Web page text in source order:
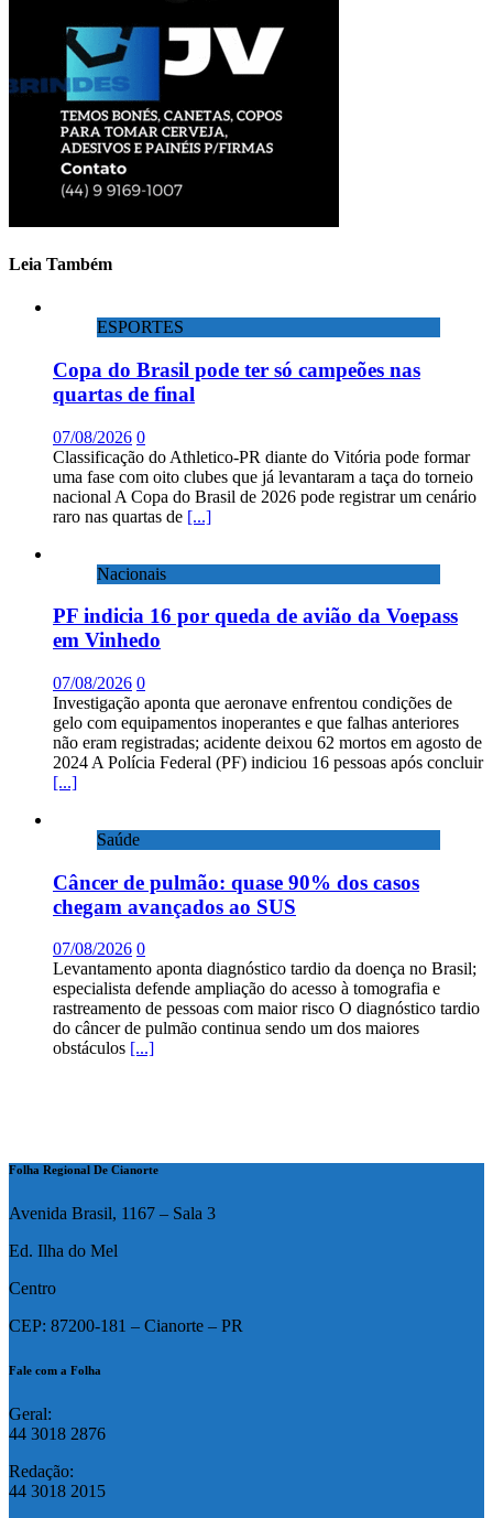
Leia Também
ESPORTES
Copa do Brasil pode ter só campeões nas
quartas de final
07/08/2026 0
Classificação do Athletico-PR diante do Vitória pode formar
uma fase com oito clubes que já levantaram a taça do torneio
nacional A Copa do Brasil de 2026 pode registrar um cenário
raro nas quartas de [...]
Nacionais
PF indicia 16 por queda de avião da Voepass
em Vinhedo
07/08/2026 0
Investigação aponta que aeronave enfrentou condições de
gelo com equipamentos inoperantes e que falhas anteriores
não eram registradas; acidente deixou 62 mortos em agosto de
2024 A Polícia Federal (PF) indiciou 16 pessoas após concluir
[...]
Saúde
Câncer de pulmão: quase 90% dos casos
chegam avançados ao SUS
07/08/2026 0
Levantamento aponta diagnóstico tardio da doença no Brasil;
especialista defende ampliação do acesso à tomografia e
rastreamento de pessoas com maior risco O diagnóstico tardio
do câncer de pulmão continua sendo um dos maiores
obstáculos [...]
Folha Regional De Cianorte
Avenida Brasil, 1167 – Sala 3
Ed. Ilha do Mel
Centro
CEP: 87200-181 – Cianorte – PR
Fale com a Folha
Geral:
44 3018 2876
Redação:
44 3018 2015